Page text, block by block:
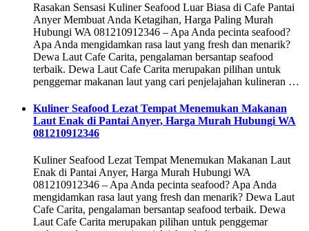
Rasakan Sensasi Kuliner Seafood Luar Biasa di Cafe Pantai
Anyer Membuat Anda Ketagihan, Harga Paling Murah
Hubungi WA 081210912346 – Apa Anda pecinta seafood?
Apa Anda mengidamkan rasa laut yang fresh dan menarik?
Dewa Laut Cafe Carita, pengalaman bersantap seafood
terbaik. Dewa Laut Cafe Carita merupakan pilihan untuk
penggemar makanan laut yang cari penjelajahan kulineran …
Kuliner Seafood Lezat Tempat Menemukan Makanan
Laut Enak di Pantai Anyer, Harga Murah Hubungi WA
081210912346
Kuliner Seafood Lezat Tempat Menemukan Makanan Laut
Enak di Pantai Anyer, Harga Murah Hubungi WA
081210912346 – Apa Anda pecinta seafood? Apa Anda
mengidamkan rasa laut yang fresh dan menarik? Dewa Laut
Cafe Carita, pengalaman bersantap seafood terbaik. Dewa
Laut Cafe Carita merupakan pilihan untuk penggemar